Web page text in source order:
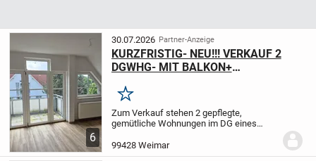
6
30.07.2026 Partner-Anzeige
KURZFRISTIG- NEU!!! VERKAUF 2
DGWHG- MIT BALKON+
Merken
Zum Verkauf stehen 2 gepflegte,
gemütliche Wohnungen im DG eines
geschnittenen, hellen Räume geben
diesen Wohnungen eine angenehme
99428 Weimar